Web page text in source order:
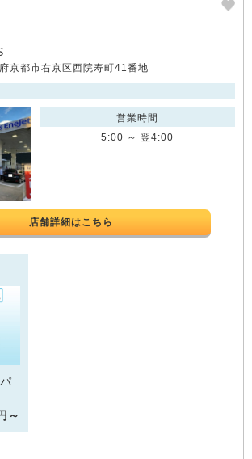
京都市右京区西院寿町41番地
営業時間
5:00 ～ 翌4:00
店舗詳細はこちら
～